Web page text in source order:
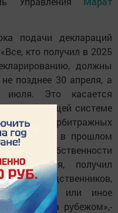
подачи деклараций
«Все, кто получил в 2025
должны
позднее 30 апреля, а
Это касается
на общей системе
арбитражных
лиц, кто в прошлом
в собственности
владения, получил
родственников,
квартиру или иное
доходы за рубежом»,-